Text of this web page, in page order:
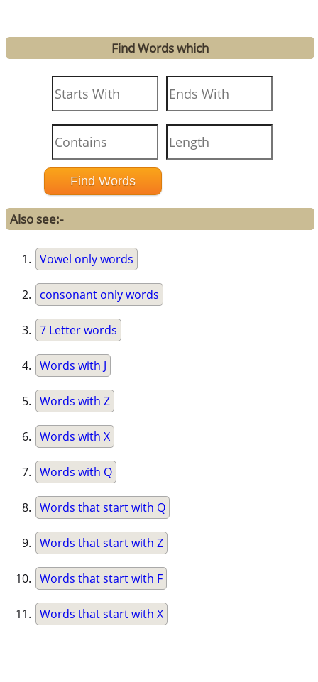
Find Words which
Also see:-
Vowel only words
consonant only words
7 Letter words
Words with J
Words with Z
Words with X
Words with Q
Words that start with Q
Words that start with Z
Words that start with F
Words that start with X